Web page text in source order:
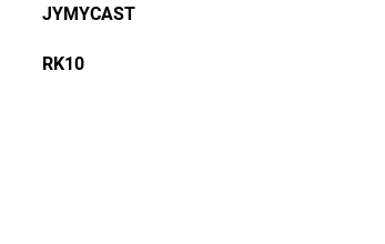
JYMYCAST
RK10